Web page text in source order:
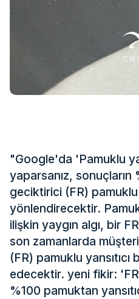
Video
"Google'da 'Pamuklu
yaparsanız,
geciktirici (FR) pamuklu
yönlendirecektir.
ilişkin yaygın algı, bir
son zamanlarda
(FR) pamuklu
edecektir. yeni fikir:
%100 pamuktan